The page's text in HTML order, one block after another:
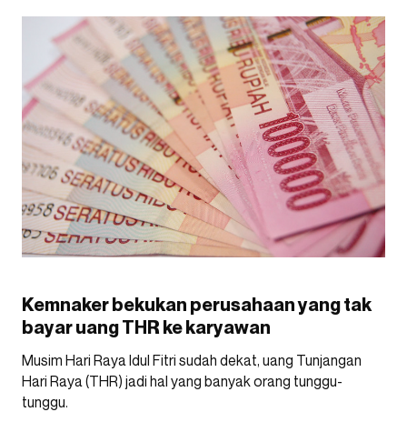
Kemnaker bekukan perusahaan yang tak
bayar uang THR ke karyawan
Musim Hari Raya Idul Fitri sudah dekat, uang Tunjangan
Hari Raya (THR) jadi hal yang banyak orang tunggu-
tunggu.